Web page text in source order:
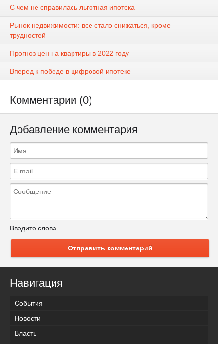
С чем не справилась льготная ипотека
Рынок недвижимости: все стало снижаться, кроме
трудностей
Прогноз цен на квартиры в 2022 году
Вперед к победе в цифровой ипотеке
Комментарии (0)
Добавление комментария
Введите слова
Отправить комментарий
Навигация
События
Новости
Власть